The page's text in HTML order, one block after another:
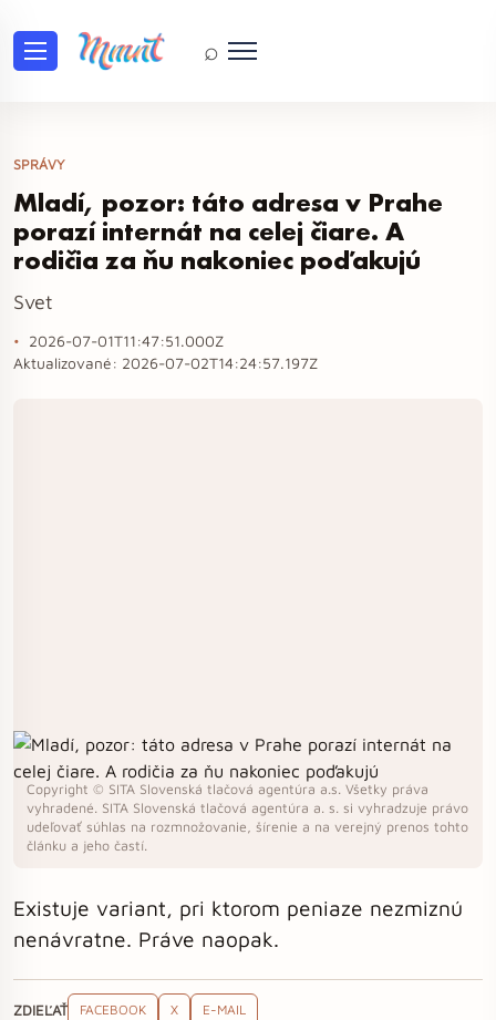
⌕
SPRÁVY
Mladí, pozor: táto adresa v Prahe
porazí internát na celej čiare. A
rodičia za ňu nakoniec poďakujú
Svet
2026-07-01T11:47:51.000Z
Aktualizované: 2026-07-02T14:24:57.197Z
Copyright © SITA Slovenská tlačová agentúra a.s. Všetky práva
vyhradené. SITA Slovenská tlačová agentúra a. s. si vyhradzuje právo
udeľovať súhlas na rozmnožovanie, šírenie a na verejný prenos tohto
článku a jeho častí.
Existuje variant, pri ktorom peniaze nezmiznú
nenávratne. Práve naopak.
ZDIEĽAŤ FACEBOOK X E-MAIL